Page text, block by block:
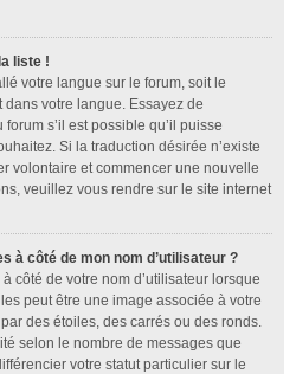
liste !
votre langue sur le forum, soit le
dans votre langue. Essayez de
s’il est possible qu’il puisse
Si la traduction désirée n’existe
volontaire et commencer une nouvelle
veuillez vous rendre sur le site internet
à côté de mon nom d’utilisateur ?
côté de votre nom d’utilisateur lorsque
peut être une image associée à votre
des étoiles, des carrés ou des ronds.
selon le nombre de messages que
votre statut particulier sur le